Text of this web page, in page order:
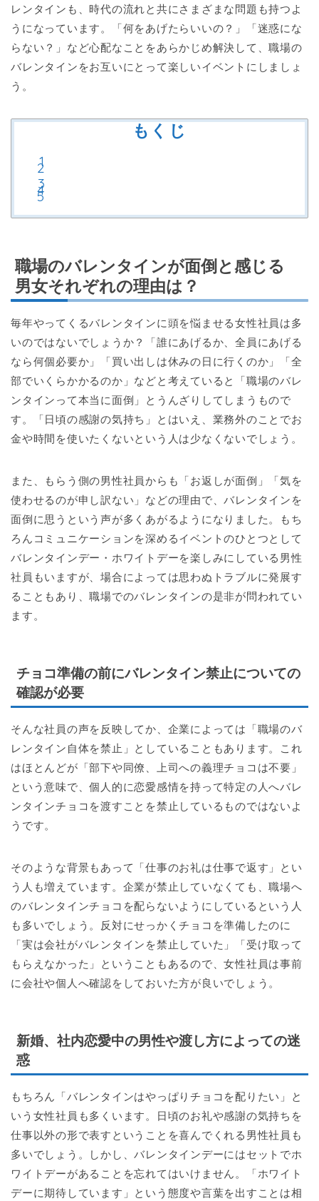
レンタインも、時代の流れと共にさまざまな問題も持つよ
うになっています。「何をあげたらいいの？」「迷惑にな
らない？」など心配なことをあらかじめ解決して、職場の
バレンタインをお互いにとって楽しいイベントにしましょ
う。
もくじ
職場のバレンタインが面倒と感じる
男女それぞれの理由は？
毎年やってくるバレンタインに頭を悩ませる女性社員は多
いのではないでしょうか？「誰にあげるか、全員にあげる
なら何個必要か」「買い出しは休みの日に行くのか」「全
部でいくらかかるのか」などと考えていると「職場のバレ
ンタインって本当に面倒」とうんざりしてしまうもので
す。「日頃の感謝の気持ち」とはいえ、業務外のことでお
金や時間を使いたくないという人は少なくないでしょう。
また、もらう側の男性社員からも「お返しが面倒」「気を
使わせるのが申し訳ない」などの理由で、バレンタインを
面倒に思うという声が多くあがるようになりました。もち
ろんコミュニケーションを深めるイベントのひとつとして
バレンタインデー・ホワイトデーを楽しみにしている男性
社員もいますが、場合によっては思わぬトラブルに発展す
ることもあり、職場でのバレンタインの是非が問われてい
ます。
チョコ準備の前にバレンタイン禁止についての
確認が必要
そんな社員の声を反映してか、企業によっては「職場のバ
レンタイン自体を禁止」としていることもあります。これ
はほとんどが「部下や同僚、上司への義理チョコは不要」
という意味で、個人的に恋愛感情を持って特定の人へバレ
ンタインチョコを渡すことを禁止しているものではないよ
うです。
そのような背景もあって「仕事のお礼は仕事で返す」とい
う人も増えています。企業が禁止していなくても、職場へ
のバレンタインチョコを配らないようにしているという人
も多いでしょう。反対にせっかくチョコを準備したのに
「実は会社がバレンタインを禁止していた」「受け取って
もらえなかった」ということもあるので、女性社員は事前
に会社や個人へ確認をしておいた方が良いでしょう。
新婚、社内恋愛中の男性や渡し方によっての迷
惑
もちろん「バレンタインはやっぱりチョコを配りたい」と
いう女性社員も多くいます。日頃のお礼や感謝の気持ちを
仕事以外の形で表すということを喜んでくれる男性社員も
多いでしょう。しかし、バレンタインデーにはセットでホ
ワイトデーがあることを忘れてはいけません。「ホワイト
デーに期待しています」という態度や言葉を出すことは相